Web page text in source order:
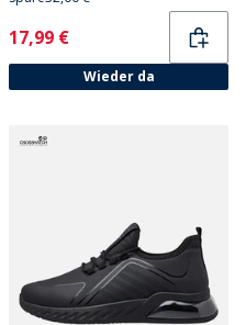
Current
17,99 €
Wieder da